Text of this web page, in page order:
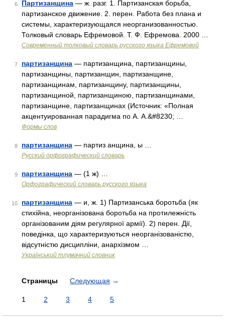
6 Партизанщина — ж. разг. 1. Партизанская борьба,
партизанское движение. 2. перен. Работа без плана и
системы, характеризующаяся неорганизованностью.
Толковый словарь Ефремовой. Т. Ф. Ефремова. 2000 …
Современный толковый словарь русского языка Ефремовой
7 партизанщина — партизанщина, партизанщины,
партизанщины, партизанщин, партизанщине,
партизанщинам, партизанщину, партизанщины,
партизанщиной, партизанщиною, партизанщинами,
партизанщине, партизанщинах (Источник: «Полная
акцентуированная парадигма по А. А.&#8230; …
Формы слов
8 партизанщина — партиз анщина, ы …
Русский орфографический словарь
9 партизанщина — (1 ж) …
Орфографический словарь русского языка
10 партизанщина — и, ж. 1) Партизанська боротьба (як
стихійна, неорганізована боротьба на протилежність
організованим діям регулярної армії). 2) перен. Дії,
поведінка, що характеризуються неорганізованістю,
відсутністю дисципліни, анархізмом …
Український тлумачний словник
Страницы Следующая →
1 2 3 4 5